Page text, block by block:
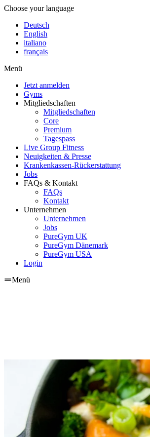
Choose your language
Deutsch
English
italiano
français
Menü
Jetzt anmelden
Gyms
Mitgliedschaften
Mitgliedschaften
Core
Premium
Tagespass
Live Group Fitness
Neuigkeiten & Presse
Krankenkassen-Rückerstattung
Jobs
FAQs & Kontakt
FAQs
Kontakt
Unternehmen
Unternehmen
Jobs
PureGym UK
PureGym Dänemark
PureGym USA
Login
Menü